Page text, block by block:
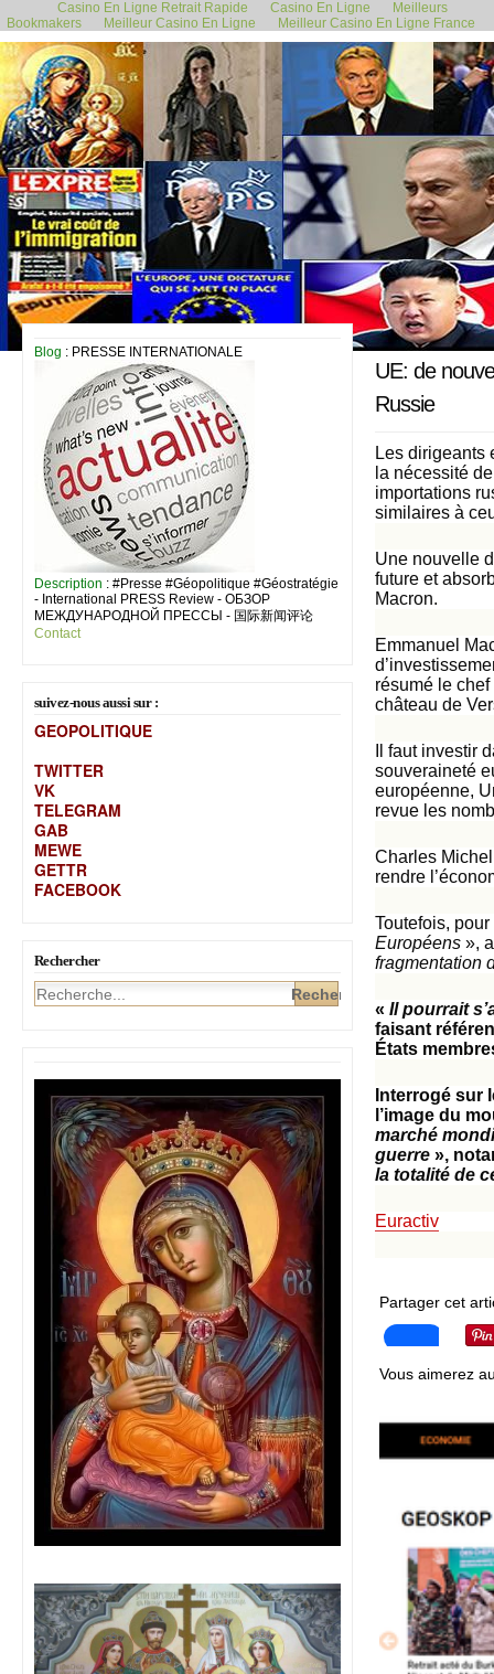
Casino En Ligne Retrait Rapide Casino En Ligne
Meilleurs
Bookmakers
Meilleur Casino En Ligne Meilleur Casino En Ligne France
Blog : PRESSE INTERNATIONALE
Description : #Presse #Géopolitique #Géostratégie
- International PRESS Review - ОБЗОР
МЕЖДУНАРОДНОЙ ПРЕССЫ - 国际新闻评论
Contact
suivez-nous aussi sur :
GEOPOLITIQUE
TWITTER
VK
TELEGRAM
GAB
MEWE
GETTR
FACEBOOK
Rechercher
12 mars 2022
UE: de
Russie
Les dirigeants
la nécessité
importations
similaires à
Une nouvelle
future et
Macron.
Emmanuel
résumé le chef
château de
Il faut investir
souveraineté
européenne,
revue les
Charles
rendre
Toutefois,
Européens »,
fragmentation
« Il pourrait
faisant
États
Interrogé sur
l’image du
marché
guerre »,
la totalité de
Euractiv
Partager cet
Vous aimerez